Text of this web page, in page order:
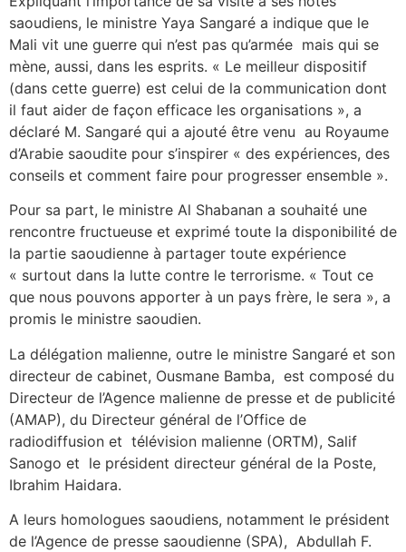
saoudiens, le ministre Yaya Sangaré a indique que le
Mali vit une guerre qui n’est pas qu’armée mais qui se
mène, aussi, dans les esprits. « Le meilleur dispositif
(dans cette guerre) est celui de la communication dont
il faut aider de façon efficace les organisations », a
déclaré M. Sangaré qui a ajouté être venu au Royaume
d’Arabie saoudite pour s’inspirer « des expériences, des
conseils et comment faire pour progresser ensemble ».
Pour sa part, le ministre Al Shabanan a souhaité une
rencontre fructueuse et exprimé toute la disponibilité de
la partie saoudienne à partager toute expérience
« surtout dans la lutte contre le terrorisme. « Tout ce
que nous pouvons apporter à un pays frère, le sera », a
promis le ministre saoudien.
La délégation malienne, outre le ministre Sangaré et son
directeur de cabinet, Ousmane Bamba, est composé du
Directeur de l’Agence malienne de presse et de publicité
(AMAP), du Directeur général de l’Office de
radiodiffusion et télévision malienne (ORTM), Salif
Sanogo et le président directeur général de la Poste,
Ibrahim Haidara.
A leurs homologues saoudiens, notamment le président
de l’Agence de presse saoudienne (SPA), Abdullah F.